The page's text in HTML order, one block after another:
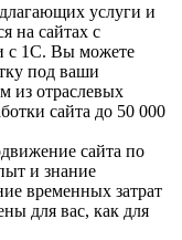
услуги и
на сайтах с
с 1С. Вы можете
под ваши
из отраслевых
сайта до 50 000
сайта по
и знание
временных затрат
для вас, как для